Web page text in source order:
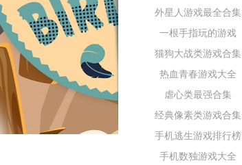
外星人游戏最全合集
一根手指玩的游戏
猫狗大战类游戏合集
热血青春游戏大全
虐心类最强合集
经典像素类游戏合集
手机逃生游戏排行榜
手机数独游戏大全